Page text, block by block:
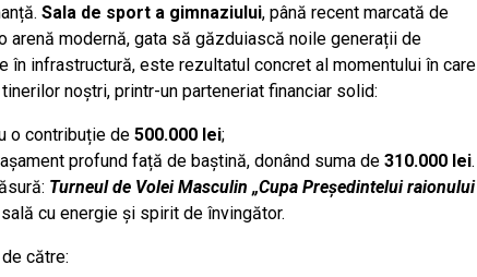
Sala de sport a gimnaziului, până recent marcată de
modernă, gata să găzduiască noile generații de
infrastructură, este rezultatul concret al momentului în care
noștri, printr-un parteneriat financiar solid:
o contribuție de 500.000 lei;
profund față de baștină, donând suma de 310.000 lei.
Turneul de Volei Masculin „Cupa Președintelui raionului
cu energie și spirit de învingător.
către: